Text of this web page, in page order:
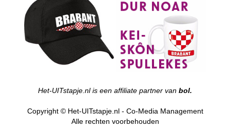
Het-UITstapje.nl is een affiliate partner van bol.
Copyright © Het-UITstapje.nl - Co-Media Management
Alle rechten voorbehouden